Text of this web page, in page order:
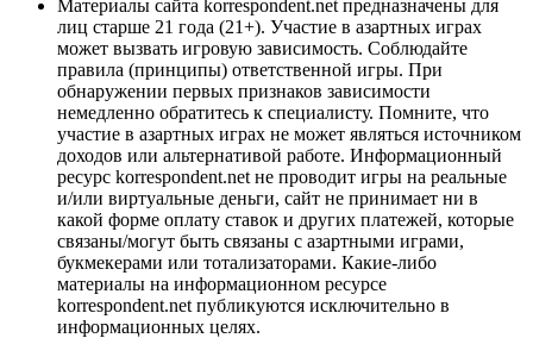
Материалы сайта korrespondent.net предназначены для
лиц старше 21 года (21+). Участие в азартных играх
может вызвать игровую зависимость. Соблюдайте
правила (принципы) ответственной игры. При
обнаружении первых признаков зависимости
немедленно обратитесь к специалисту. Помните, что
участие в азартных играх не может являться источником
доходов или альтернативой работе. Информационный
ресурс korrespondent.net не проводит игры на реальные
и/или виртуальные деньги, сайт не принимает ни в
какой форме оплату ставок и других платежей, которые
связаны/могут быть связаны с азартными играми,
букмекерами или тотализаторами. Какие-либо
материалы на информационном ресурсе
korrespondent.net публикуются исключительно в
информационных целях.